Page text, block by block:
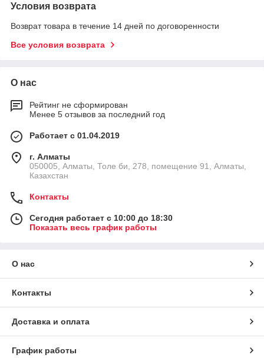
Условия возврата
Возврат товара в течение 14 дней по договоренности
Все условия возврата
О нас
Рейтинг не сформирован
Менее 5 отзывов за последний год
Работает с 01.04.2019
г. Алматы
050005, Алматы, Толе би, 278, помещение 91, Алматы,
Казахстан
Контакты
Сегодня работает с 10:00 до 18:30
Показать весь график работы
О нас
Контакты
Доставка и оплата
График работы